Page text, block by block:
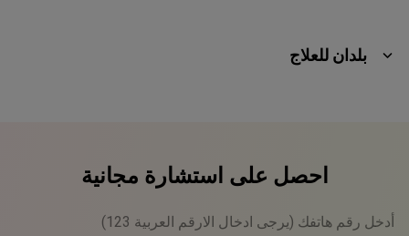
بلدان للعلاج
احصل على استشارة مجانية
أدخل رقم هاتفك (يرجى ادخال الارقم العربية 123)